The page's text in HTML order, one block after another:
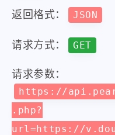
返回格式： JSON
请求方式： GET
请求参数：
https://
.php?
url=https://